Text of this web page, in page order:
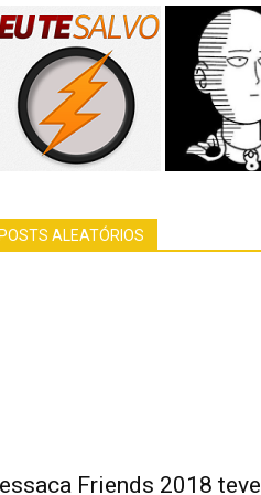
ALEATÓRIOS
Friends 2018 teve